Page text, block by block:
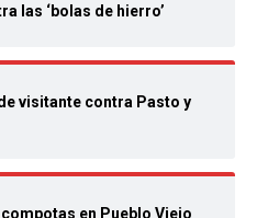
las ‘bolas de hierro’
visitante contra Pasto y
en Pueblo Viejo